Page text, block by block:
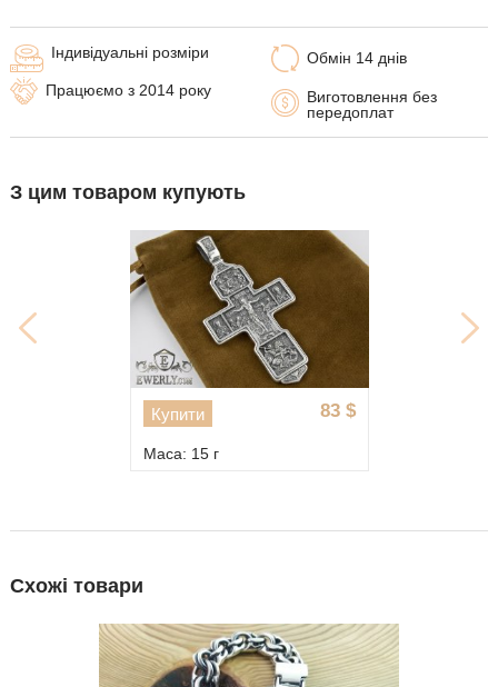
Обмін 14 днів
Виготовлення без
передоплат
Індивідуальні розміри
Працюємо з 2014 року
З цим товаром купують
83 $
Купити
Маса: 15 г
Схожі товари